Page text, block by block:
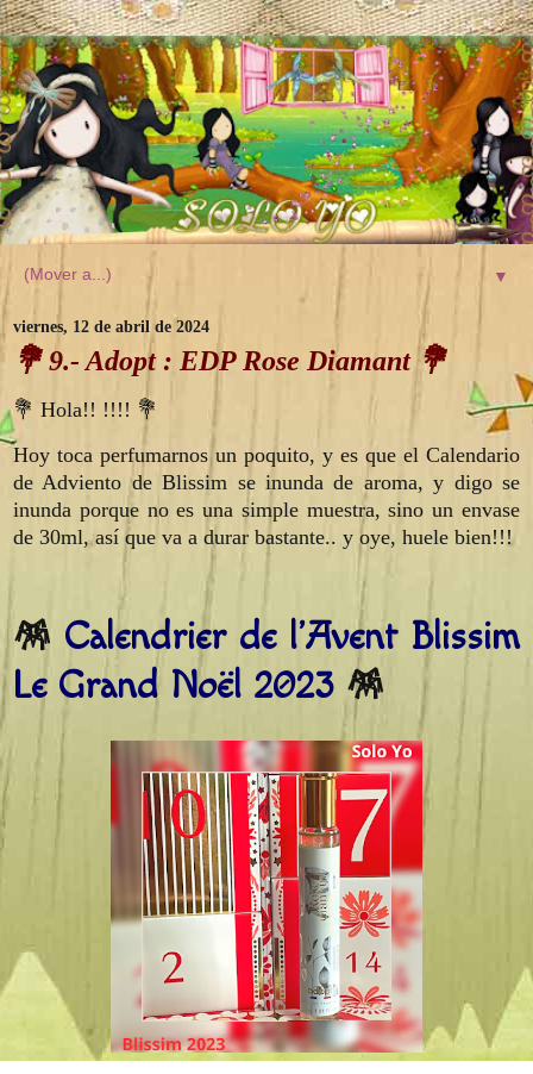
▼
viernes, 12 de abril de 2024
💐 9.- Adopt : EDP Rose Diamant 💐
💐 Hola!! !!!! 💐
Hoy toca perfumarnos un poquito, y es que el Calendario
de Adviento de Blissim se inunda de aroma, y digo se
inunda porque no es una simple muestra, sino un envase
de 30ml, así que va a durar bastante.. y oye, huele bien!!!
🪅 Calendrier de l’Avent Blissim
Le Grand Noël 2023 🪅